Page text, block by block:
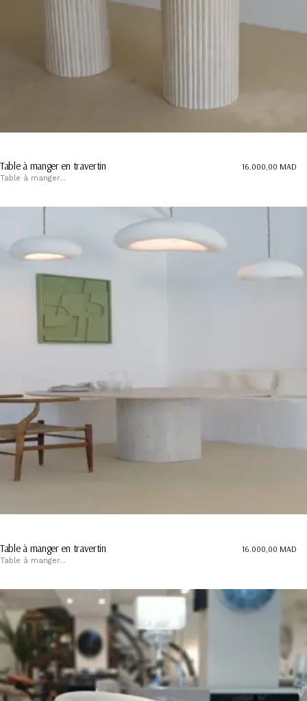
Table à manger en travertin
Table à manger...
16.000,00 MAD
Table à manger en travertin
Table à manger...
16.000,00 MAD